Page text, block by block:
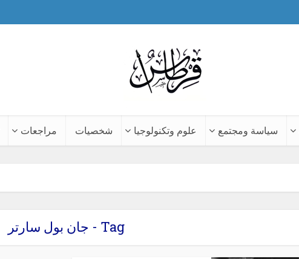
سياسة ومجتمع علوم وتكنولوجيا شخصيات مراجعات
Tag - جان بول سارتر